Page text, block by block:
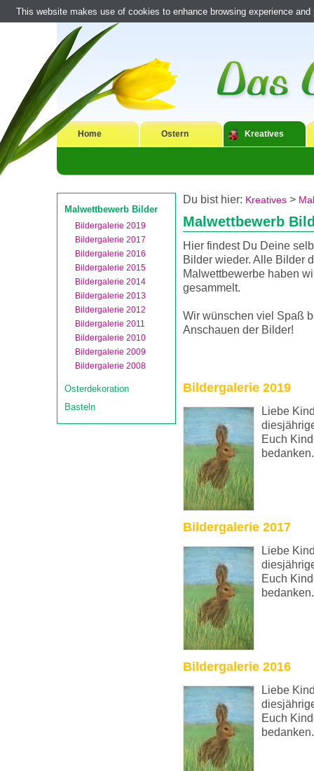
Home Ostern Kreatives
Malwettbewerb Bilder
Bildergalerie 2019
Bildergalerie 2017
Bildergalerie 2016
Bildergalerie 2015
Bildergalerie 2014
Bildergalerie 2013
Bildergalerie 2012
Bildergalerie 2011
Bildergalerie 2010
Bildergalerie 2009
Bildergalerie 2008
Osterdekoration
Basteln
Du bist hier: Kreatives >
Malwettbewerb
Hier findest Du Deine
Bilder wieder. Alle Bilder
Malwettbewerbe haben
gesammelt.
Wir wünschen viel Spaß
Anschauen der Bilder!
Bildergalerie 2019
Liebe
Euch
bedanken.
Bildergalerie 2017
Liebe
Euch
bedanken.
Bildergalerie 2016
Liebe
Euch
bedanken.
This website makes use of cookies to enhance browsing experience